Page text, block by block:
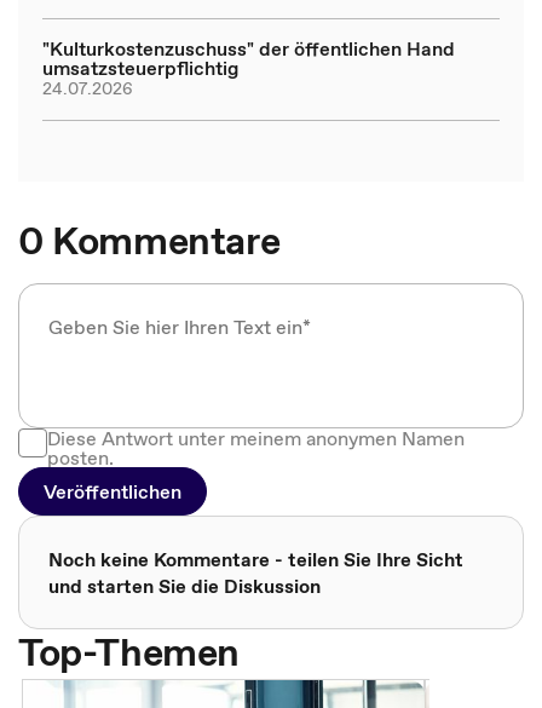
"Kulturkostenzuschuss" der öffentlichen Hand
umsatzsteuerpflichtig
24.07.2026
0 Kommentare
Diese Antwort unter meinem anonymen Namen
posten.
Veröffentlichen
Noch keine Kommentare - teilen Sie Ihre Sicht
und starten Sie die Diskussion
Top-Themen